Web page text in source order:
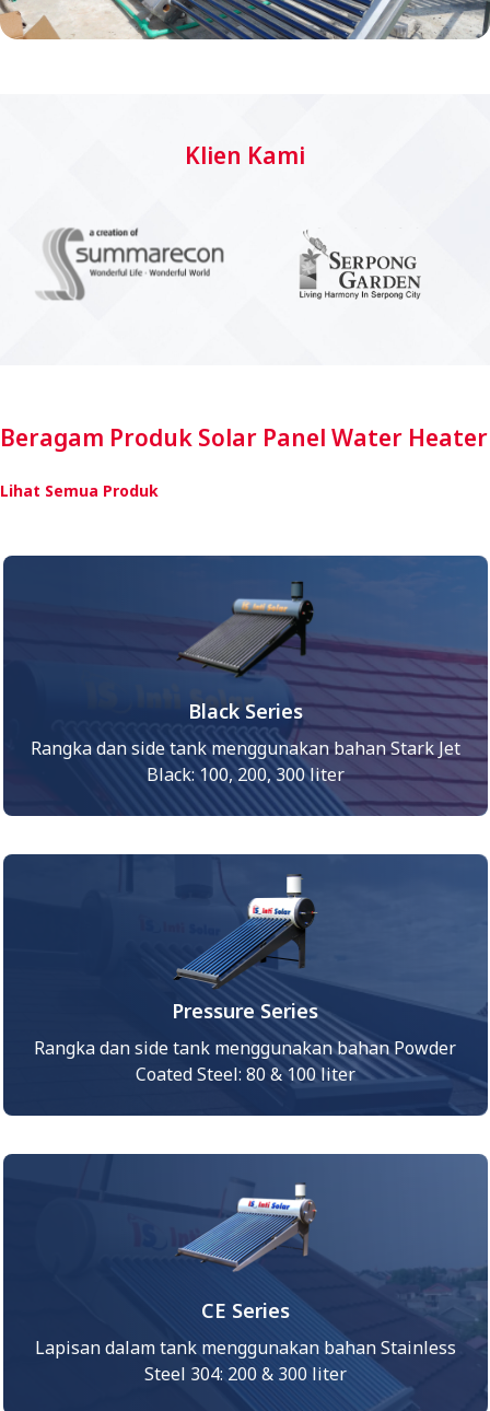
Klien Kami
Beragam Produk Solar Panel Water Heater
Lihat Semua Produk
Black Series
Rangka dan side tank menggunakan bahan Stark Jet
Black: 100, 200, 300 liter
Pressure Series
Rangka dan side tank menggunakan bahan Powder
Coated Steel: 80 & 100 liter
CE Series
Lapisan dalam tank menggunakan bahan Stainless
Steel 304: 200 & 300 liter